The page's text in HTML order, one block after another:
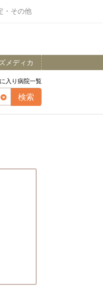
・その他
メディカ
入り病院一覧